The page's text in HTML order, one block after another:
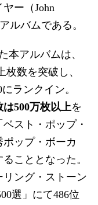
ー（John
ルバムである。
本アルバムは、
枚数を突破し、
ランクイン。
は500万枚以上を
スト・ポップ・
ップ・ボーカ
こととなった。
リング・ストーン
選」にて486位